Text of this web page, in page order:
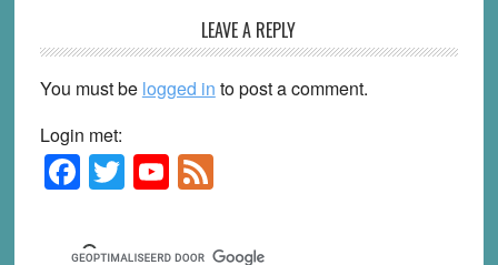
LEAVE A REPLY
You must be logged in to post a comment.
Login met:
Primary
Sidebar
F
a
c
T
wi
tt
Y
o
u
F
e